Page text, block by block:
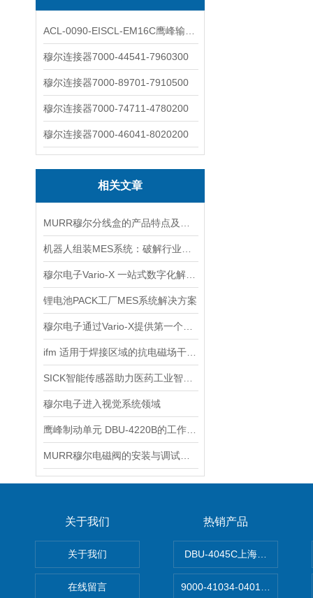
穆尔连接器7000-44541-7960300
穆尔连接器7000-89701-7910500
穆尔连接器7000-74711-4780200
穆尔连接器7000-46041-8020200
相关文章
锂电池PACK工厂MES系统解决方案
穆尔电子进入视觉系统领域
关于我们
关于我们
在线留言
热销产品
DBU-4045C上海鹰峰制动单
9000-41034-0401000穆尔